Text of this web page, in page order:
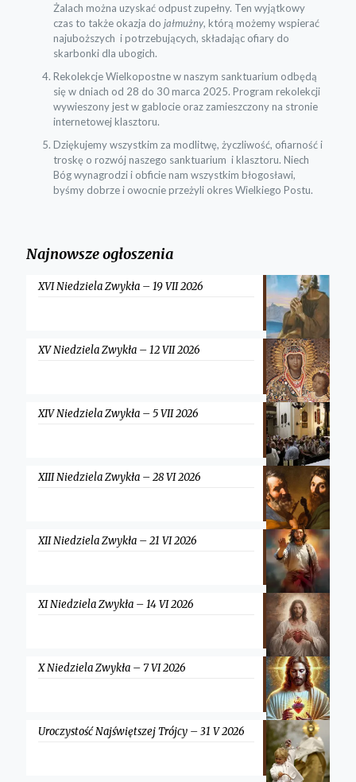
Żalach można uzyskać odpust zupełny. Ten wyjątkowy
czas to także okazja do jałmużny, którą możemy wspierać
najuboższych i potrzebujących, składając ofiary do
skarbonki dla ubogich.
Rekolekcje Wielkopostne w naszym sanktuarium odbędą
się w dniach od 28 do 30 marca 2025. Program rekolekcji
wywieszony jest w gablocie oraz zamieszczony na stronie
internetowej klasztoru.
Dziękujemy wszystkim za modlitwę, życzliwość, ofiarność i
troskę o rozwój naszego sanktuarium i klasztoru. Niech
Bóg wynagrodzi i obficie nam wszystkim błogosławi,
byśmy dobrze i owocnie przeżyli okres Wielkiego Postu.
Najnowsze ogłoszenia
XVI Niedziela Zwykła – 19 VII 2026
XV Niedziela Zwykła – 12 VII 2026
XIV Niedziela Zwykła – 5 VII 2026
XIII Niedziela Zwykła – 28 VI 2026
XII Niedziela Zwykła – 21 VI 2026
XI Niedziela Zwykła – 14 VI 2026
X Niedziela Zwykła – 7 VI 2026
Uroczystość Najświętszej Trójcy – 31 V 2026